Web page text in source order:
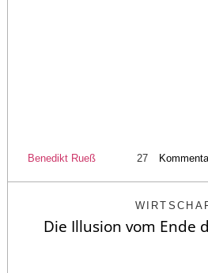
Benedikt Rueß 27
Die Illusion vom Ende